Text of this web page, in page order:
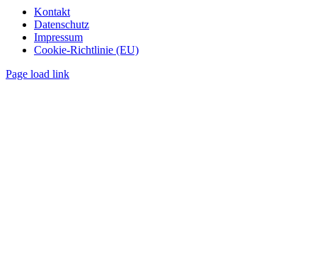
Kontakt
Datenschutz
Impressum
Cookie-Richtlinie (EU)
Page load link